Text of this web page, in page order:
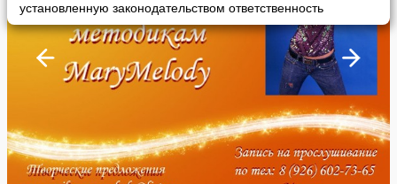
установленную законодательством ответственность